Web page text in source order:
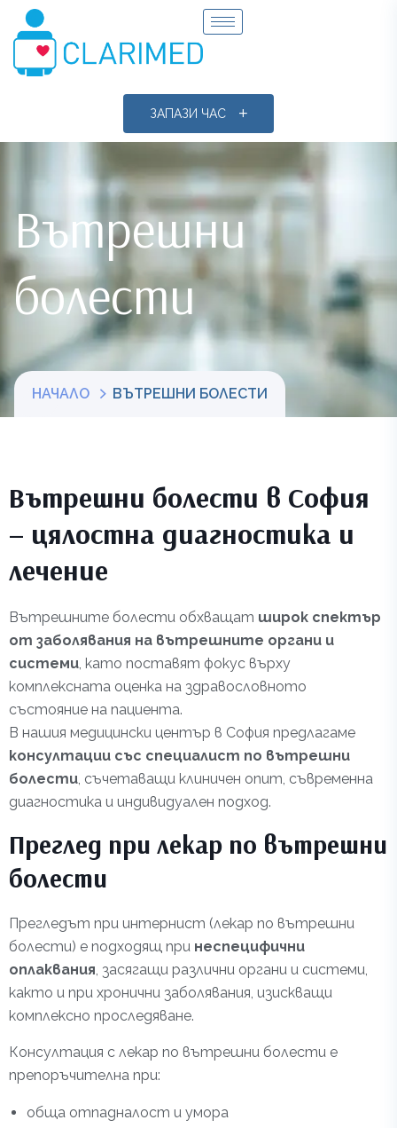
ЗАПАЗИ ЧАС
Вътрешни
болести
НАЧАЛО ВЪТРЕШНИ БОЛЕСТИ
Вътрешни болести в София
– цялостна диагностика и
лечение
Вътрешните болести обхващат широк спектър
от заболявания на вътрешните органи и
системи, като поставят фокус върху
комплексната оценка на здравословното
състояние на пациента.
В нашия медицински център в София предлагаме
консултации със специалист по вътрешни
болести, съчетаващи клиничен опит, съвременна
диагностика и индивидуален подход.
Преглед при лекар по вътрешни
болести
Прегледът при интернист (лекар по вътрешни
болести) е подходящ при неспецифични
оплаквания, засягащи различни органи и системи,
както и при хронични заболявания, изискващи
комплексно проследяване.
Консултация с лекар по вътрешни болести е
препоръчителна при:
обща отпадналост и умора